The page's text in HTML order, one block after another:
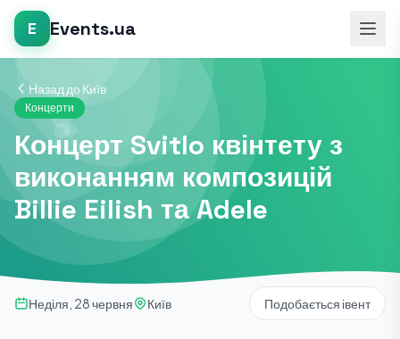
E Events.ua
Назад до Київ
Концерти
Концерт Svitlo квінтету з
виконанням композицій
Billie Eilish та Adele
Неділя, 28 червня Київ Подобається івент